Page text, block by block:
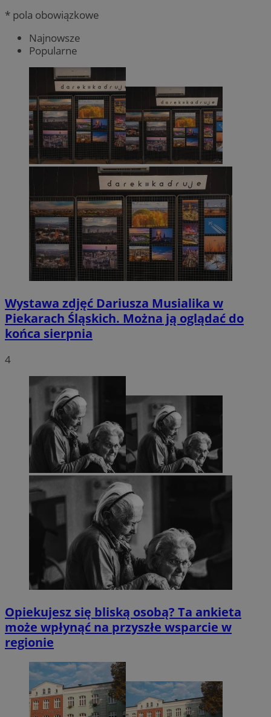
* pola obowiązkowe
Najnowsze
Popularne
Wystawa zdjęć Dariusza Musialika w
Piekarach Śląskich. Można ją oglądać do
końca sierpnia
4
Opiekujesz się bliską osobą? Ta ankieta
może wpłynąć na przyszłe wsparcie w
regionie